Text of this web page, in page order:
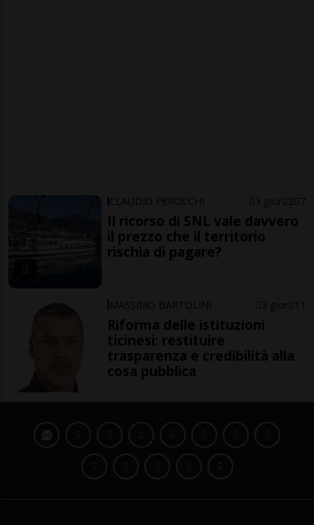
CLAUDIO PEROCCHI 3 gior 2 7
Il ricorso di SNL vale davvero
il prezzo che il territorio
rischia di pagare?
MASSIMO BARTOLINI 3 gior 11
Riforma delle istituzioni
ticinesi: restituire
trasparenza e credibilità alla
cosa pubblica